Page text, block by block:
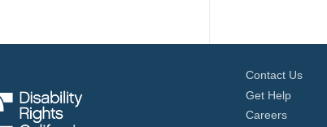
Contact Us
Get Help
Careers